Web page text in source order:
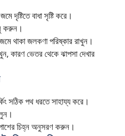
দৃষ্টিতে বাধা সৃষ্টি করে।
করুন।
থাকা জলকণা পরিষ্কার রাখুন।
কারণ ভেতর থেকে ঝাপসা দেখার
সঠিক পথ ধরতে সাহায্য করে।
চিহ্ন অনুসরণ করুন।